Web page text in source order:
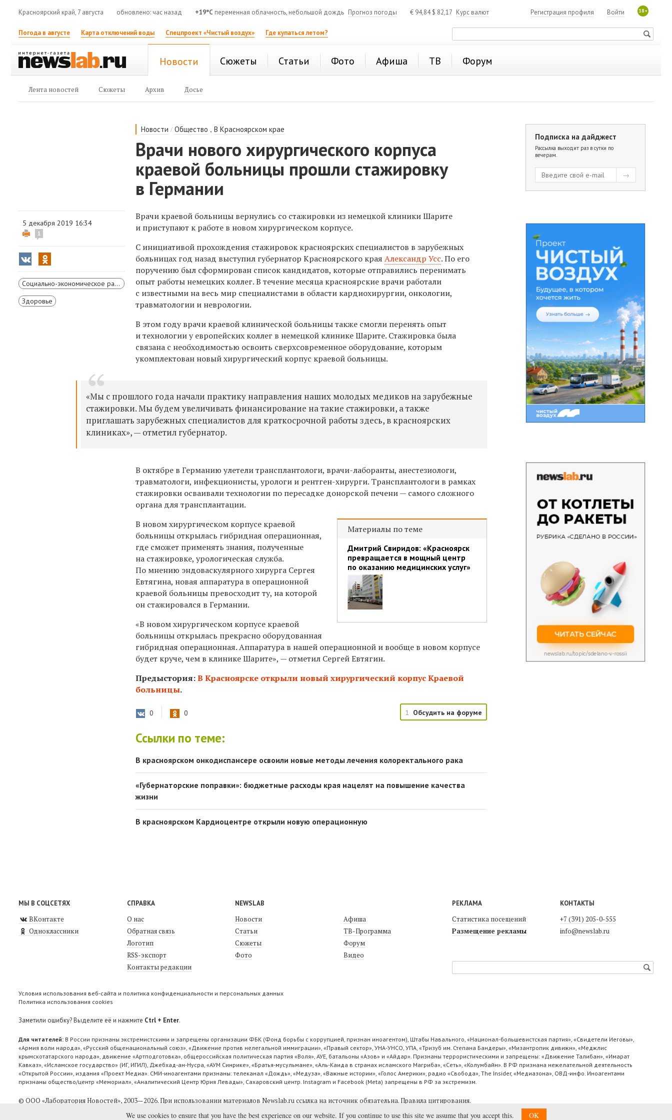
Красноярский край, 7 августа обновлено: час назад +19°C переменная облачность, небольшой дождь Прогноз погоды € 94,84$ 82,17 Курс валют 18+
Войти
Регистрация профиля
Погода в августе Карта отключений воды Спецпроект «Чистый воздух» Где купаться летом?
Новости Сюжеты Статьи Фото Афиша ТВ Форум
Лента новостей Сюжеты Архив Досье
Новости /Общество ,В Красноярском крае
Врачи нового хирургического корпуса
краевой больницы прошли стажировку
в Германии
5 декабря 2019 16:34
1
Социально-экономическое развитие Красноярского края
Здоровье
Врачи краевой больницы вернулись со стажировки из немецкой клиники Шарите
и приступают к работе в новом хирургическом корпусе.
C инициативой прохождения стажировок красноярских специалистов в зарубежных
больницах год назад выступил губернатор Красноярского краяАлександр Усс. По его
поручению был сформирован список кандидатов, которые отправились перенимать
опыт работы немецких коллег. В течение месяца красноярские врачи работали
с известными на весь мир специалистами в области кардиохирургии, онкологии,
травматологии и неврологии.
В этом году врачи краевой клинической больницы также смогли перенять опыт
и технологии у европейских коллег в немецкой клинике Шарите. Стажировка была
связана с необходимостью освоить сверхсовременное оборудование, которым
укомплектован новый хирургический корпус краевой больницы.
«Мы с прошлого года начали практику направления наших молодых медиков на зарубежные
стажировки. Мы будем увеличивать финансирование на такие стажировки, а также
приглашать зарубежных специалистов для краткосрочной работы здесь, в красноярских
клиниках», — отметил губернатор.
В октябре в Германию улетели трансплантологи, врачи-лаборанты, анестезиологи,
травматологи, инфекционисты, урологи и рентген-хирурги. Трансплантологи в рамках
стажировки осваивали технологии по пересадке донорской печени — самого сложного
органа для трансплантации.
Материалы по теме
Дмитрий Свиридов: «Красноярск
превращается в мощный центр
по оказанию медицинских услуг»
В новом хирургическом корпусе краевой
больницы открылась гибридная операционная,
где сможет применять знания, полученные
на стажировке, урологическая служба.
По мнению эндоваскулярного хирурга Сергея
Евтягина, новая аппаратура в операционной
краевой больницы превосходит ту, на которой
он стажировался в Германии.
«В новом хирургическом корпусе краевой
больницы открылась прекрасно оборудованная
гибридная операционная. Аппаратура в нашей операционной и вообще в новом корпусе
будет круче, чем в клинике Шарите», — отметил Сергей Евтягин.
Предыстория:В Красноярске открыли новый хирургический корпус Краевой
больницы.
0 0 1 Обсудить на форуме
Ссылки по теме:
В красноярском онкодиспансере освоили новые методы лечения колоректального рака
«Губернаторские поправки»: бюджетные расходы края нацелят на повышение качества
жизни
В красноярском Кардиоцентре открыли новую операционную
Подписка на дайджест
Рассылка выходит раз в сутки по
вечерам.
МЫ В СОЦСЕТЯХ
ВКонтакте
Одноклассники
СПРАВКА
О нас
Обратная связь
Логотип
RSS-экспорт
Контакты редакции
NEWSLAB
Новости
Статьи
Сюжеты
Фото
Афиша
ТВ-Программа
Форум
Видео
РЕКЛАМА
Статистика посещений
Размещение рекламы
КОНТАКТЫ
+7 (391) 205-0-555
info@newslab.ru
Условия использования веб-сайта и политика конфиденциальности и персональных данных
Политика использования cookies
Заметили ошибку? Выделите её и нажмите Ctrl + Enter.
Для читателей: В России признаны экстремистскими и запрещены организации ФБК (Фонд борьбы с коррупцией, признан иноагентом), Штабы Навального, «Национал-большевистская партия», «Свидетели Иеговы»,
«Армия воли народа», «Русский общенациональный союз», «Движение против нелегальной иммиграции», «Правый сектор», УНА-УНСО, УПА, «Тризуб им. Степана Бандеры», «Мизантропик дивижн», «Меджлис
крымскотатарского народа», движение «Артподготовка», общероссийская политическая партия «Воля», АУЕ, батальоны «Азов» и «Айдар». Признаны террористическими и запрещены: «Движение Талибан», «Имарат
Кавказ», «Исламское государство» (ИГ, ИГИЛ), Джебхад-ан-Нусра, «АУМ Синрике», «Братья-мусульмане», «Аль-Каида в странах исламского Магриба», «Сеть», «Колумбайн». В РФ признана нежелательной деятельность
«Открытой России», издания «Проект Медиа». СМИ-иноагентами признаны: телеканал «Дождь», «Медуза», «Важные истории», «Голос Америки», радио «Свобода», The Insider, «Медиазона», ОВД-инфо. Иноагентами
признаны общество/центр «Мемориал», «Аналитический Центр Юрия Левады», Сахаровский центр. Instagram и Facebook (Metа) запрещены в РФ за экстремизм.
© ООО «Лаборатория Новоcтей», 2003—2026.При использовании материалов Newslab.ru ссылка на источник обязательна.Правила цитирования.
We use cookies to ensure that you have the best experience on our website. If you continue to use this site we assume that you accept this. OK